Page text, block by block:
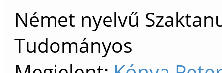
Német nyelvű
Tudományos